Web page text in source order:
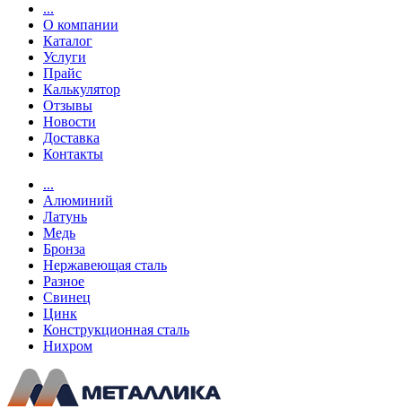
...
О компании
Каталог
Услуги
Прайс
Калькулятор
Отзывы
Новости
Доставка
Контакты
...
Алюминий
Латунь
Медь
Бронза
Нержавеющая сталь
Разное
Свинец
Цинк
Конструкционная сталь
Нихром